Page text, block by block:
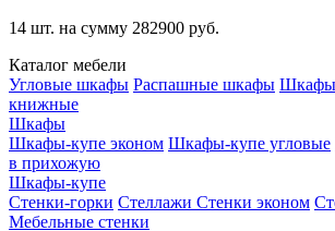
14 шт. на сумму 282900 руб.
Каталог мебели
Угловые шкафы Распашные шкафы Шкафы
книжные
Шкафы
Шкафы-купе эконом Шкафы-купе угловые
в прихожую
Шкафы-купе
Стенки-горки Стеллажи Стенки эконом
Мебельные стенки